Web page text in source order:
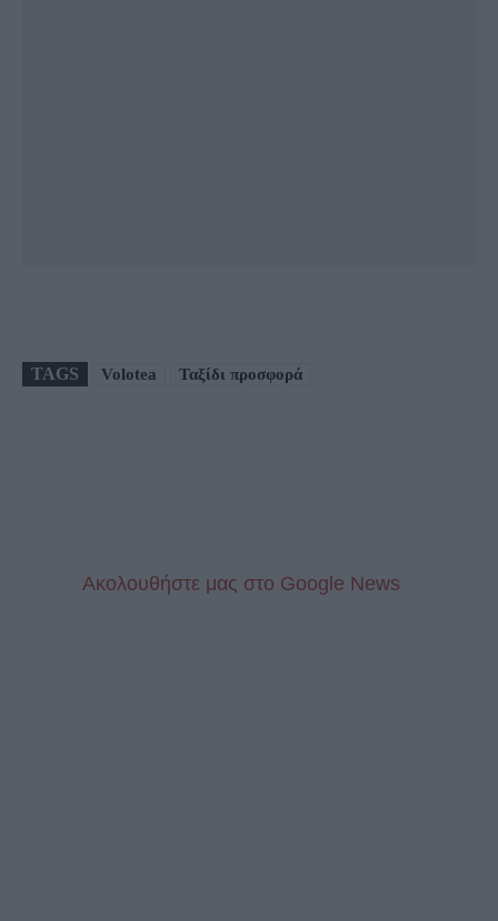
TAGS Volotea Ταξίδι προσφορά
Aκολουθήστε μας στo Google News